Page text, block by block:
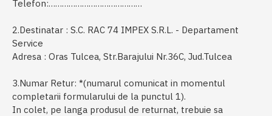
Telefon:……………………………………
2.Destinatar : S.C. RAC 74 IMPEX S.R.L. - Departament
Service
Adresa : Oras Tulcea, Str.Barajului Nr.36C, Jud.Tulcea
3.Numar Retur: *(numarul comunicat in momentul
completarii formularului de la punctul 1).
In colet, pe langa produsul de returnat, trebuie sa